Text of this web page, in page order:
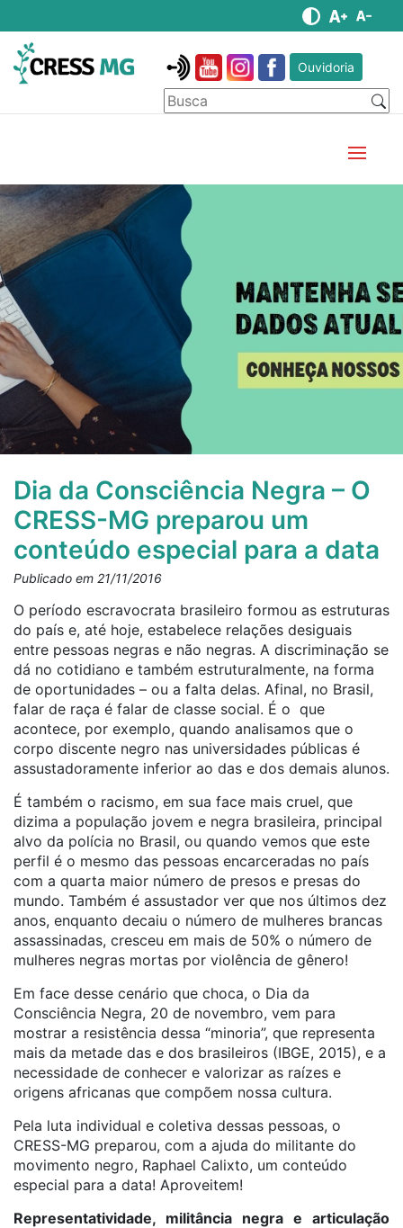
Ouvidoria
Dia da Consciência Negra – O
CRESS-MG preparou um
conteúdo especial para a data
Publicado em 21/11/2016
O período escravocrata brasileiro formou as estruturas
do país e, até hoje, estabelece relações desiguais
entre pessoas negras e não negras. A discriminação se
dá no cotidiano e também estruturalmente, na forma
de oportunidades – ou a falta delas. Afinal, no Brasil,
falar de raça é falar de classe social. É o que
acontece, por exemplo, quando analisamos que o
corpo discente negro nas universidades públicas é
assustadoramente inferior ao das e dos demais alunos.
É também o racismo, em sua face mais cruel, que
dizima a população jovem e negra brasileira, principal
alvo da polícia no Brasil, ou quando vemos que este
perfil é o mesmo das pessoas encarceradas no país
com a quarta maior número de presos e presas do
mundo. Também é assustador ver que nos últimos dez
anos, enquanto decaiu o número de mulheres brancas
assassinadas, cresceu em mais de 50% o número de
mulheres negras mortas por violência de gênero!
Em face desse cenário que choca, o Dia da
Consciência Negra, 20 de novembro, vem para
mostrar a resistência dessa “minoria”, que representa
mais da metade das e dos brasileiros (IBGE, 2015), e a
necessidade de conhecer e valorizar as raízes e
origens africanas que compõem nossa cultura.
Pela luta individual e coletiva dessas pessoas, o
CRESS-MG preparou, com a ajuda do militante do
movimento negro, Raphael Calixto, um conteúdo
especial para a data! Aproveitem!
Representatividade, militância negra e articulação